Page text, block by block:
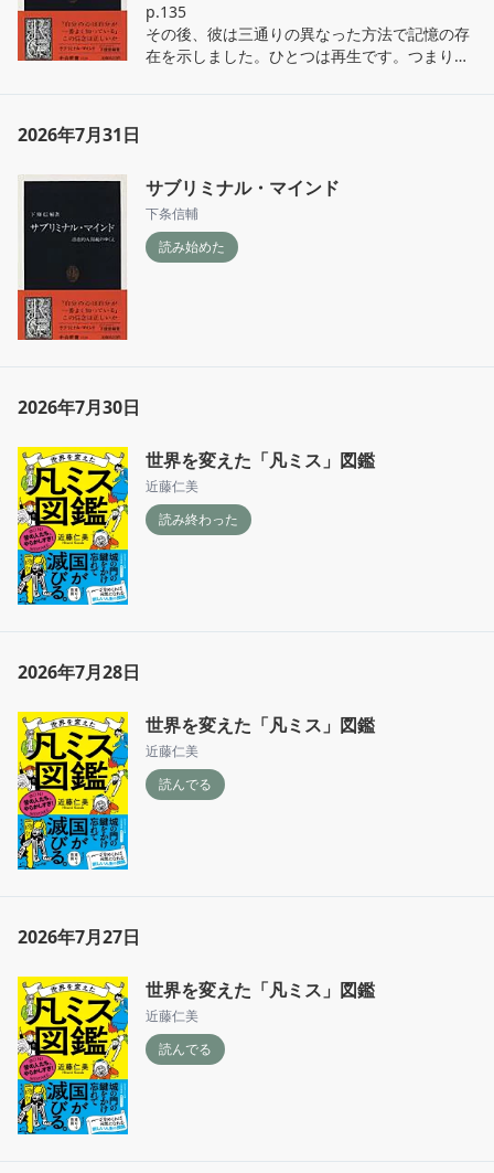
p.135
その後、彼は三通りの異なった方法で記憶の存
在を示しました。ひとつは再生です。つまり、
再生も再認もできないつづりであっても、忘却
の後もういちど学習させると、はじめてのとき
よりも早く基準に到達する、つまり学習の効率
2026年7月31日
サブリミナル・マインド
下条信輔
読み始めた
2026年7月30日
世界を変えた「凡ミス」図鑑
近藤仁美
読み終わった
2026年7月28日
世界を変えた「凡ミス」図鑑
近藤仁美
読んでる
2026年7月27日
世界を変えた「凡ミス」図鑑
近藤仁美
読んでる